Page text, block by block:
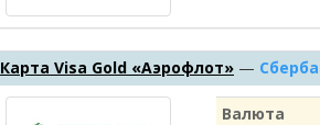
Карта Visa Gold «Аэрофлот» —
Валюта